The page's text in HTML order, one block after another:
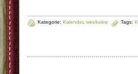
Kategorie: Kalender, weekview Tags: